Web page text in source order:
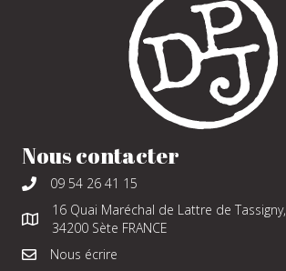
Nous contacter
09 54 26 41 15
16 Quai Maréchal de Lattre de Tassigny,
34200 Sète FRANCE
Nous écrire